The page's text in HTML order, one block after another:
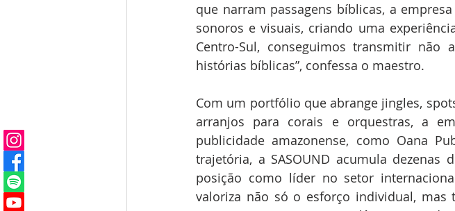
que narram passagens bíblicas, a
sonoros e visuais, criando uma
Centro-Sul, conseguimos transmitir não
histórias bíblicas”, confessa o maestro.
Com um portfólio que abrange jingles,
arranjos para corais e orquestras, a
publicidade amazonense, como Oana
trajetória, a SASOUND acumula
posição como líder no setor
valoriza não só o esforço individual,